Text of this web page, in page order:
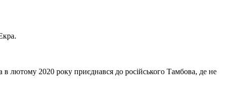
в лютому 2020 року приєднався до російського Тамбова, де не